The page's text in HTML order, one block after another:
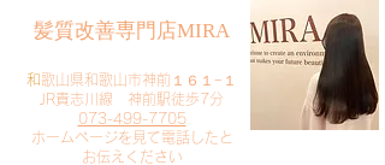
​髪質改善専門店MIRA
​和歌山県和歌山市神前１６１−１
JR貴志川線 神前駅徒歩7分
073-499-7705
​ホームページを見て電話したと
お伝えください